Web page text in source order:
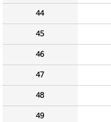
44
45
46
47
48
49